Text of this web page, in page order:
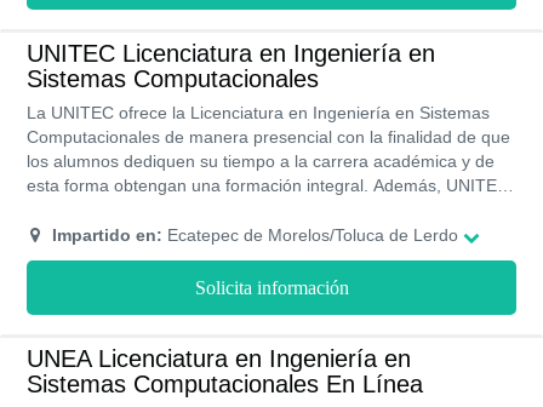
UNITEC Licenciatura en Ingeniería en
Sistemas Computacionales
La UNITEC ofrece la Licenciatura en Ingeniería en Sistemas
Computacionales de manera presencial con la finalidad de que
los alumnos dediquen su tiempo a la carrera académica y de
esta forma obtengan una formación integral. Además, UNITEC
estudiantes destacados. Todos los programas académicos
cuentan con validez de la SEP.
Impartido en: Ecatepec de Morelos/Toluca de Lerdo
Solicita información
UNEA Licenciatura en Ingeniería en
Sistemas Computacionales En Línea